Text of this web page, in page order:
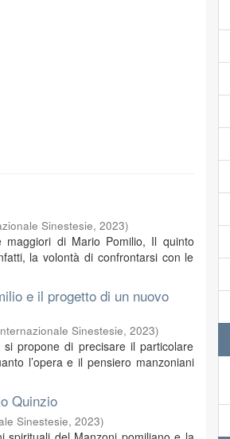
Sinestesie,2023)
di Mario Pomilio, Il quinto
la volontà di confrontarsi con le
e il progetto di un nuovo
Sinestesie,2023)
propone di precisare il particolare
l’opera e il pensiero manzoniani
Quinzio
Sinestesie,2023)